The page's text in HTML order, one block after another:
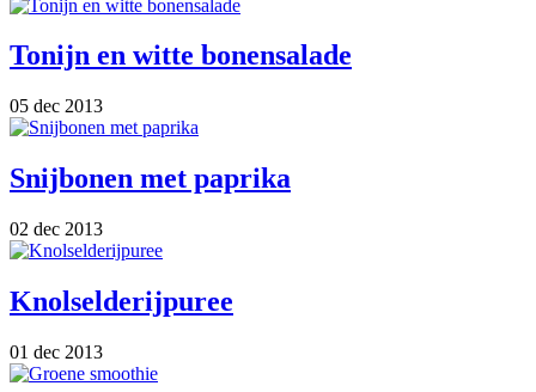
Tonijn en witte bonensalade
05 dec 2013
Snijbonen met paprika
02 dec 2013
Knolselderijpuree
01 dec 2013